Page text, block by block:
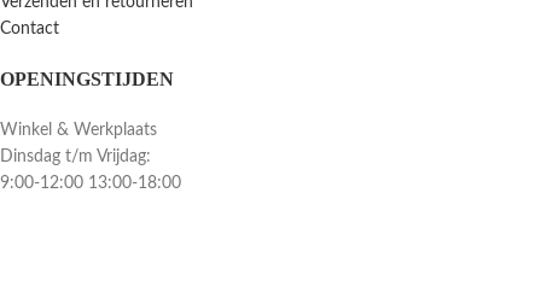
Contact
OPENINGSTIJDEN
Winkel & Werkplaats
Dinsdag t/m Vrijdag:
9:00-12:00 13:00-18:00